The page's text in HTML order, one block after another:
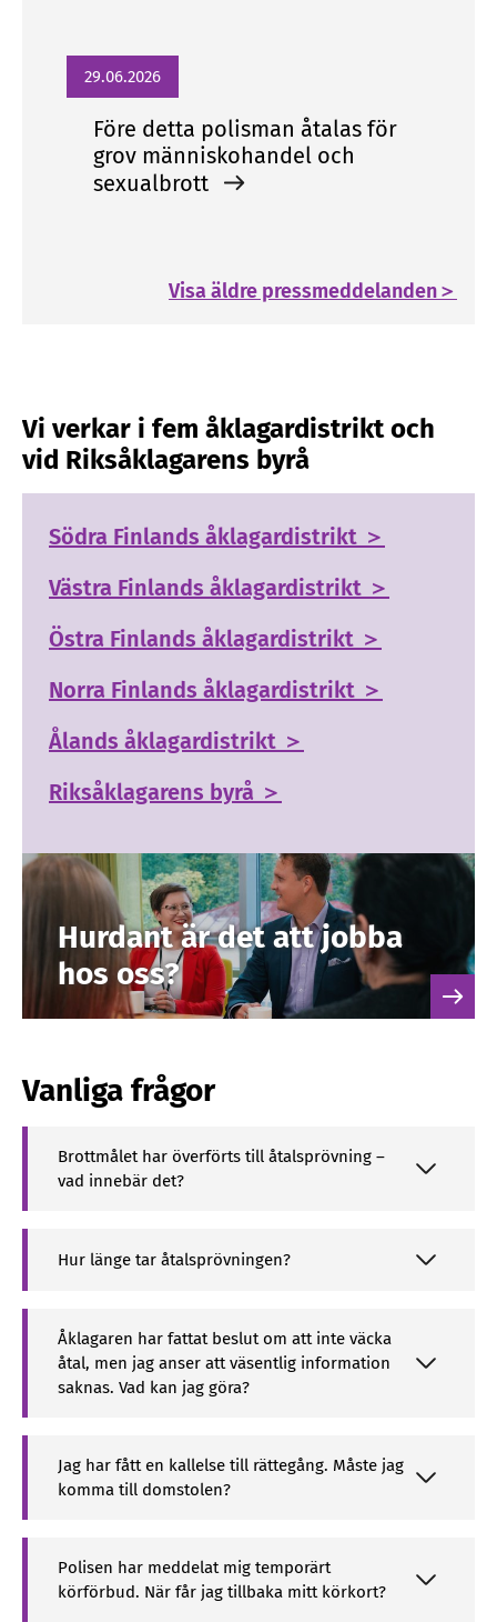
29.06.2026
Före detta polisman åtalas för
grov människohandel och
sexualbrott
Visa äldre pressmeddelanden＞
Vi verkar i fem åklagardistrikt och
vid Riksåklagarens byrå
Södra Finlands åklagardistrikt ＞
Västra Finlands åklagardistrikt ＞
Östra Finlands åklagardistrikt ＞
Norra Finlands åklagardistrikt ＞
Ålands åklagardistrikt ＞
Riksåklagarens byrå ＞
Hurdant är det att jobba
hos oss?
Vanliga frågor
Brottmålet har överförts till åtalsprövning –
vad innebär det?
Hur länge tar åtalsprövningen?
Åklagaren har fattat beslut om att inte väcka
åtal, men jag anser att väsentlig information
saknas. Vad kan jag göra?
Jag har fått en kallelse till rättegång. Måste jag
komma till domstolen?
Polisen har meddelat mig temporärt
körförbud. När får jag tillbaka mitt körkort?